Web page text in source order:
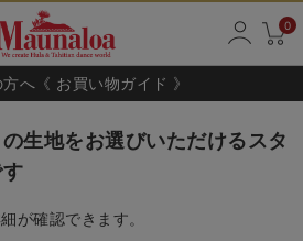
0
へ《 お買い物ガイド 》
生地をお選びいただけるスタ
が確認できます。